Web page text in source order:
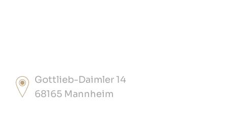
Gottlieb-Daimler 14
68165 Mannheim